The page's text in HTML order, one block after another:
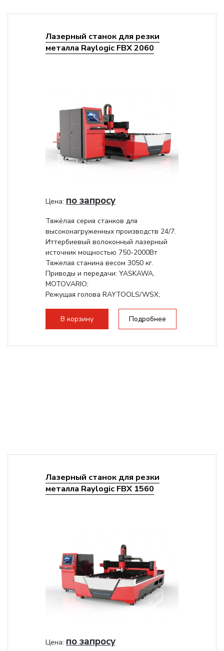
Лазерный станок для резки
металла Raylogic FBX 2060
Цена: по запросу
Тяжёлая серия станков для
высоконагруженных производств 24/7.
Иттербиевый волоконный лазерный
источник мощностью 750-2000Вт
Тяжелая станина весом 3050 кг.
Приводы и передачи: YASKAWA,
MOTOVARIO;
Режущая голова RAYTOOLS/WSX;
В корзину Подробнее
Лазерный станок для резки
металла Raylogic FBX 1560
Цена: по запросу